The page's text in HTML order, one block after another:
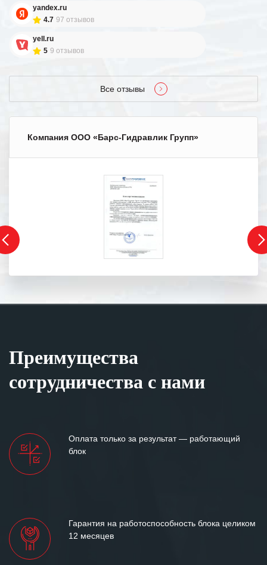
yandex.ru
4.7 97 отзывов
yell.ru
5 9 отзывов
Все отзывы
Компания ООО «Барс-Гидравлик Групп»
Преимущества
сотрудничества с нами
Оплата только за результат — работающий
блок
Гарантия на работоспособность блока целиком
12 месяцев